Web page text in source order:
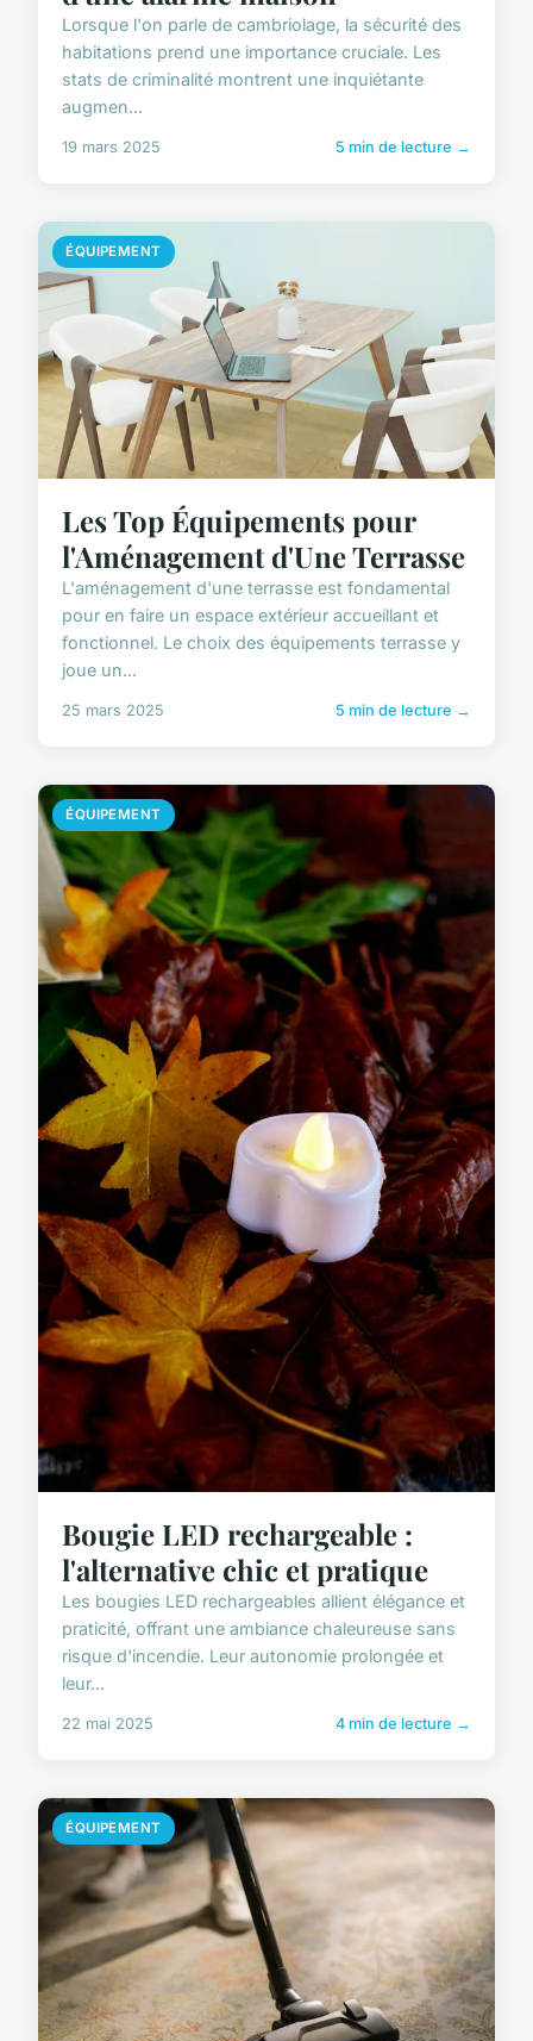
Lorsque l'on parle de cambriolage, la sécurité des
habitations prend une importance cruciale. Les
stats de criminalité montrent une inquiétante
augmen...
19 mars 2025 5 min de lecture →
ÉQUIPEMENT
Les Top Équipements pour
l'Aménagement d'Une Terrasse
L'aménagement d'une terrasse est fondamental
pour en faire un espace extérieur accueillant et
fonctionnel. Le choix des équipements terrasse y
joue un...
25 mars 2025 5 min de lecture →
ÉQUIPEMENT
Bougie LED rechargeable :
l'alternative chic et pratique
Les bougies LED rechargeables allient élégance et
praticité, offrant une ambiance chaleureuse sans
risque d'incendie. Leur autonomie prolongée et
leur...
22 mai 2025 4 min de lecture →
ÉQUIPEMENT